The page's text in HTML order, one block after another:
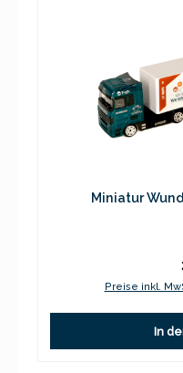
Miniatur
Preise inkl.
In